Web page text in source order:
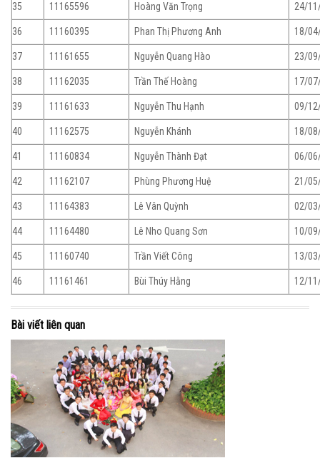
35 11165596 Hoàng Văn Trọng 24/
36 11160395 Phan Thị Phương Anh 18/
37 11161655 Nguyễn Quang Hào 23/
38 11162035 Trần Thế Hoàng 17/
39 11161633 Nguyễn Thu Hạnh 09/
40 11162575 Nguyễn Khánh 18/
41 11160834 Nguyễn Thành Đạt 06/
42 11162107 Phùng Phương Huệ 21/
43 11164383 Lê Vân Quỳnh 02/
44 11164480 Lê Nho Quang Sơn 10/
45 11160740 Trần Viết Công 13/
46 11161461 Bùi Thúy Hằng 12/
Bài viết liên quan